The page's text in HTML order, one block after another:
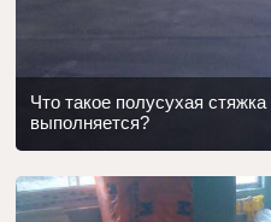
Что такое полусухая
выполняется?